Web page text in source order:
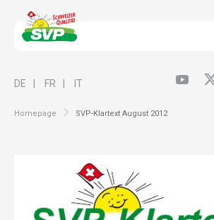
Homepage SVP-Klartext August 2012
DE FR IT